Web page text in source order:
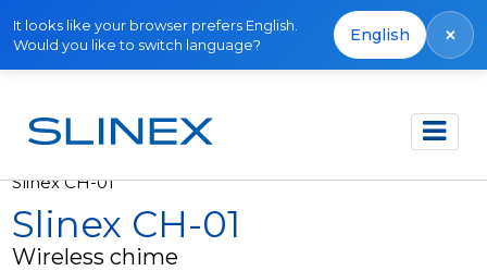
It looks like your browser prefers English.
Would you like to switch language?
English ×
Főoldal Termékek
Slinex CH-01
Slinex CH-01
Wireless chime